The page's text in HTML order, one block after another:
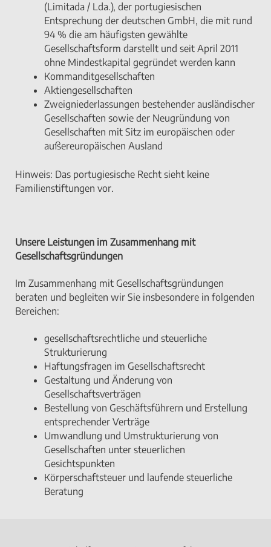
(Limitada / Lda.), der portugiesischen
Entsprechung der deutschen GmbH, die mit rund
94 % die am häufigsten gewählte
Gesellschaftsform darstellt und seit April 2011
ohne Mindestkapital gegründet werden kann
Kommanditgesellschaften
Aktiengesellschaften
Zweigniederlassungen bestehender ausländischer
Gesellschaften sowie der Neugründung von
Gesellschaften mit Sitz im europäischen oder
außereuropäischen Ausland
Hinweis: Das portugiesische Recht sieht keine
Familienstiftungen vor.
Unsere Leistungen im Zusammenhang mit
Gesellschaftsgründungen
Im Zusammenhang mit Gesellschaftsgründungen
beraten und begleiten wir Sie insbesondere in folgenden
Bereichen:
gesellschaftsrechtliche und steuerliche
Strukturierung
Haftungsfragen im Gesellschaftsrecht
Gestaltung und Änderung von
Gesellschaftsverträgen
Bestellung von Geschäftsführern und Erstellung
entsprechender Verträge
Umwandlung und Umstrukturierung von
Gesellschaften unter steuerlichen
Gesichtspunkten
Körperschaftsteuer und laufende steuerliche
Beratung